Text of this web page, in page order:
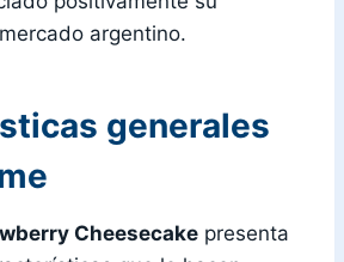
argentino.
generales
Cheesecake presenta